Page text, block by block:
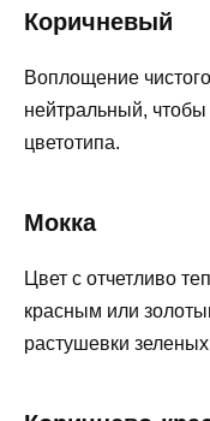
Коричневый
Воплощение
нейтральный,
цветотипа.
Мокка
Цвет с отчетливо
красным или
растушевки зеленых